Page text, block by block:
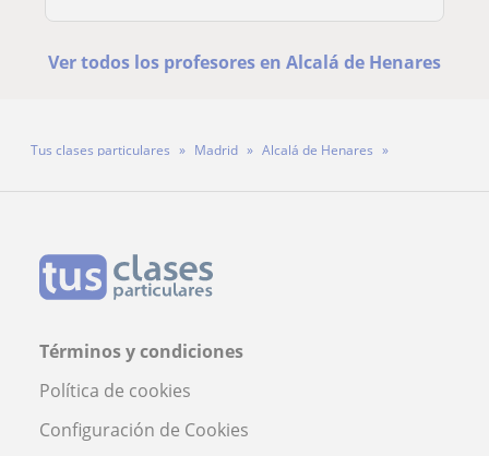
Ver todos los profesores en Alcalá de Henares
Tus clases particulares Madrid
Alcalá de Henares
Términos y condiciones
Política de cookies
Configuración de Cookies